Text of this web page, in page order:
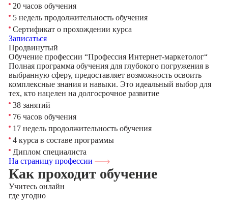
20 часов обучения
5 недель продолжительность обучения
Сертификат о прохождении курса
Записаться
Продвинутый
Обучение профессии “Профессия Интернет-маркетолог“
Полная программа обучения для глубокого погружения в
выбранную сферу, предоставляет возможность освоить
комплексные знания и навыки. Это идеальный выбор для
тех, кто нацелен на долгосрочное развитие
38 занятий
76 часов обучения
17 недель продолжительность обучения
4 курса в составе программы
Диплом специалиста
На страницу профессии
Как проходит обучение
Учитесь онлайн
где угодно